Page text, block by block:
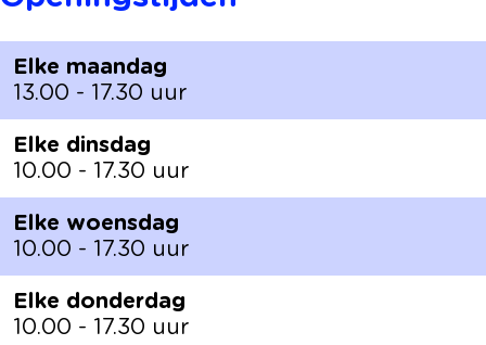
Elke maandag
13.00 - 17.30 uur
Elke dinsdag
10.00 - 17.30 uur
Elke woensdag
10.00 - 17.30 uur
Elke donderdag
10.00 - 17.30 uur